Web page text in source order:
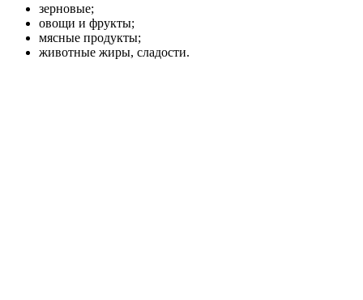
зерновые;
овощи и фрукты;
мясные продукты;
животные жиры, сладости.